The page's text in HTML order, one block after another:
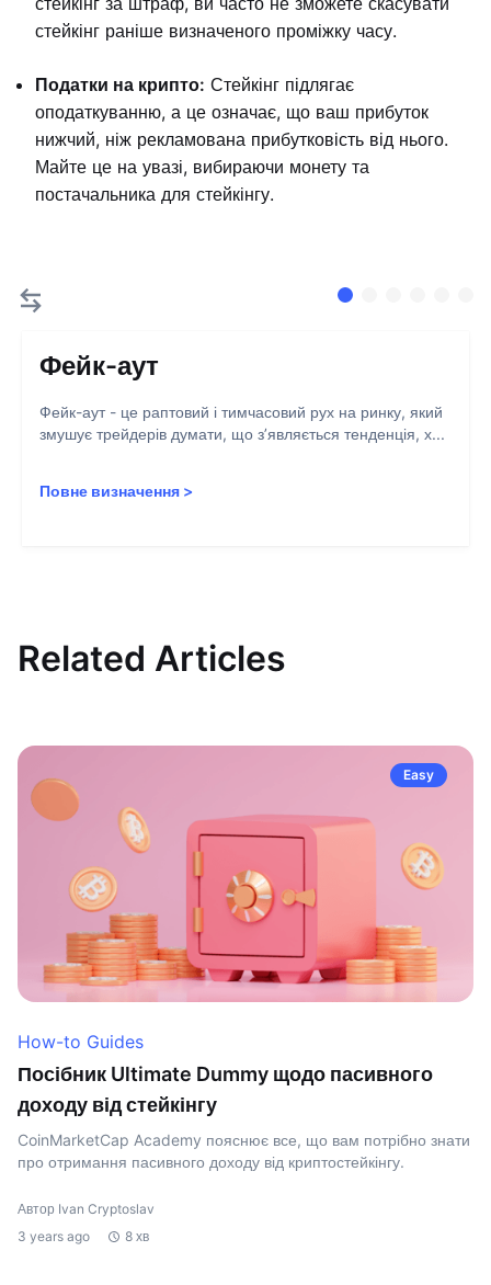
стейкінг раніше визначеного проміжку часу.
Податки на крипто: Стейкінг підлягає
оподаткуванню, а це означає, що ваш прибуток
нижчий, ніж рекламована прибутковість від нього.
Майте це на увазі, вибираючи монету та
постачальника для стейкінгу.
Фейк-аут
Фейк-аут - це раптовий і тимчасовий рух на ринку, який
змушує трейдерів думати, що з’являється тенденція, х...
Повне визначення >
Related Articles
Easy
How-to Guides
Посібник Ultimate Dummy щодо пасивного
доходу від стейкінгу
CoinMarketCap Academy пояснює все, що вам потрібно знати
про отримання пасивного доходу від криптостейкінгу.
Автор Ivan Cryptoslav
3 years ago
8 хв